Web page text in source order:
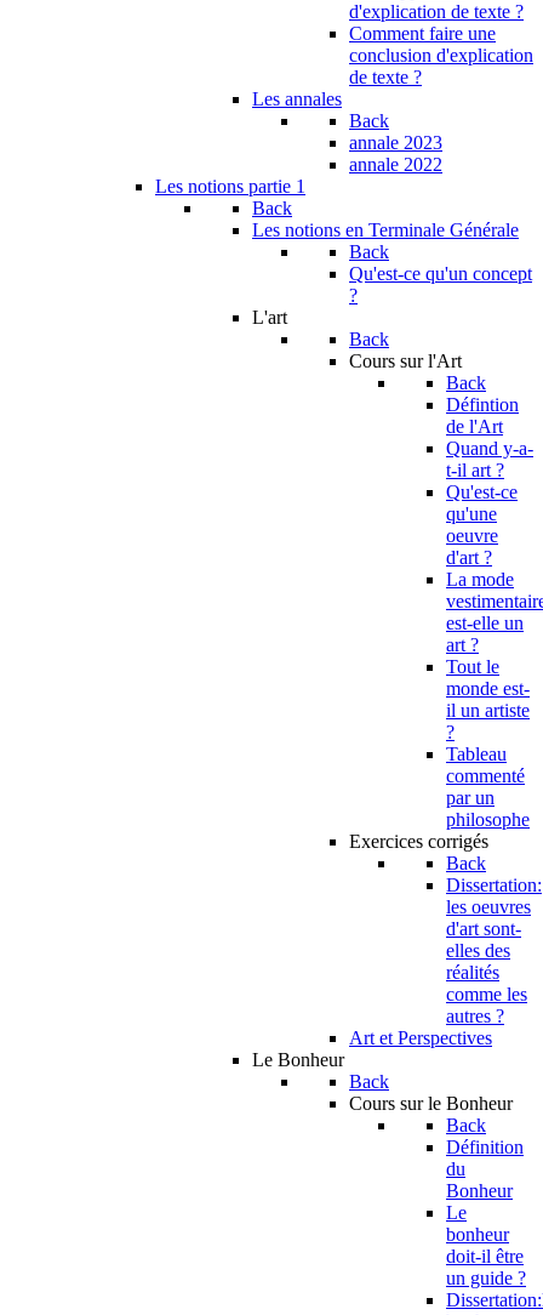
d'explication de texte ?
Comment faire une
conclusion d'explication
de texte ?
Les annales
Back
annale 2023
annale 2022
Les notions partie 1
Back
Les notions en Terminale Générale
Back
Qu'est-ce qu'un concept
?
L'art
Back
Cours sur l'Art
Back
Défintion
de l'Art
Quand y-a-
t-il art ?
Qu'est-ce
qu'une
oeuvre
d'art ?
La mode
est-elle un
art ?
Tout le
monde est-
il un artiste
?
Tableau
commenté
par un
philosophe
Exercices corrigés
Back
Dissertation:
les oeuvres
d'art sont-
elles des
réalités
comme les
autres ?
Art et Perspectives
Le Bonheur
Back
Cours sur le Bonheur
Back
Définition
du
Bonheur
Le
bonheur
doit-il être
un guide ?